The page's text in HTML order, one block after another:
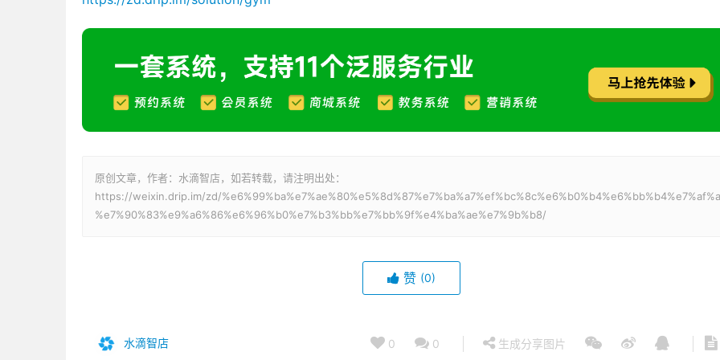
原创文章，作者：水滴智店，如若转载，请注明出处：
https://weixin.drip.im/zd/
%e7%90%83%e9%a6%86%e6%96%b0%e7%b3%bb%e7%bb%9f%e4%ba%ae%e7%9b%b8/
赞 (0)
水滴智店 0 0 生成分享图片